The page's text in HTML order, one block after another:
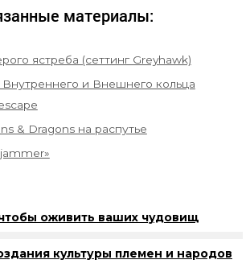
материалы:
ястреба (сеттинг Greyhawk)
и Внешнего кольца
& Dragons на распутье
оживить ваших чудовищ
культуры племен и народов